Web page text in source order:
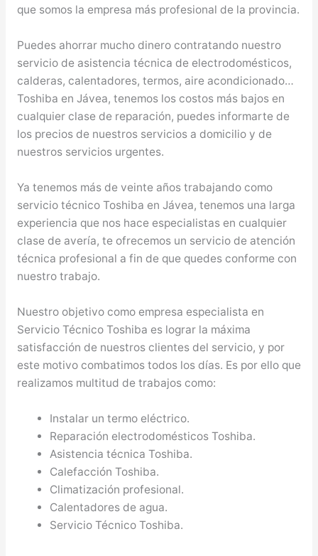
que somos la empresa más profesional de la provincia.
Puedes ahorrar mucho dinero contratando nuestro
servicio de asistencia técnica de electrodomésticos,
calderas, calentadores, termos, aire acondicionado…
Toshiba en Jávea, tenemos los costos más bajos en
cualquier clase de reparación, puedes informarte de
los precios de nuestros servicios a domicilio y de
nuestros servicios urgentes.
Ya tenemos más de veinte años trabajando como
servicio técnico Toshiba en Jávea, tenemos una larga
experiencia que nos hace especialistas en cualquier
clase de avería, te ofrecemos un servicio de atención
técnica profesional a fin de que quedes conforme con
nuestro trabajo.
Nuestro objetivo como empresa especialista en
Servicio Técnico Toshiba es lograr la máxima
satisfacción de nuestros clientes del servicio, y por
este motivo combatimos todos los días. Es por ello que
realizamos multitud de trabajos como:
Instalar un termo eléctrico.
Reparación electrodomésticos Toshiba.
Asistencia técnica Toshiba.
Calefacción Toshiba.
Climatización profesional.
Calentadores de agua.
Servicio Técnico Toshiba.